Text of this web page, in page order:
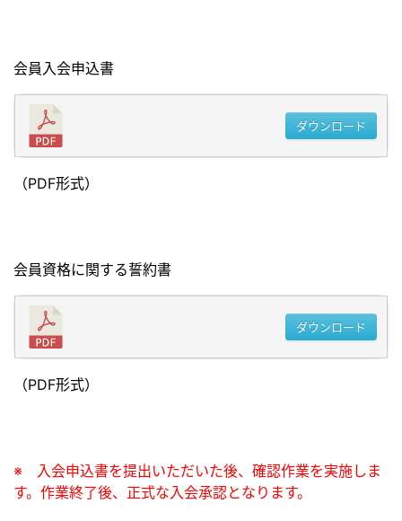
会員入会申込書
ダウンロード
（PDF形式）
会員資格に関する誓約書
ダウンロード
（PDF形式）
※ 入会申込書を提出いただいた後、確認作業を実施しま
す。作業終了後、正式な入会承認となります。